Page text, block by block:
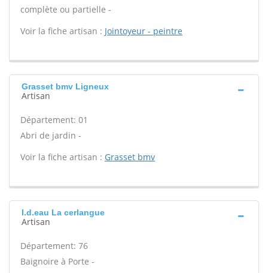
complète ou partielle -
Voir la fiche artisan : Jointoyeur - peintre
Grasset bmv Ligneux
Artisan
Département: 01
Abri de jardin -
Voir la fiche artisan : Grasset bmv
I.d.eau La cerlangue
Artisan
Département: 76
Baignoire à Porte -